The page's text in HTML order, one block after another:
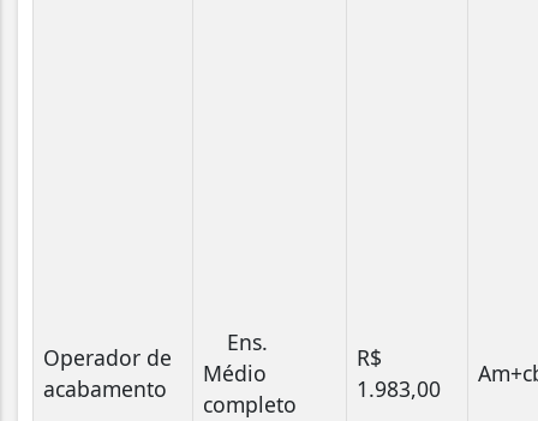
Operador de
acabamento
Ens.
Médio
completo
R$
1.983,00